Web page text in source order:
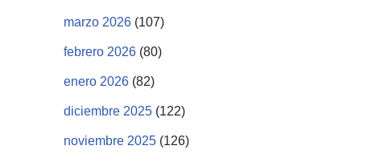
marzo 2026 (107)
febrero 2026 (80)
enero 2026 (82)
diciembre 2025 (122)
noviembre 2025 (126)